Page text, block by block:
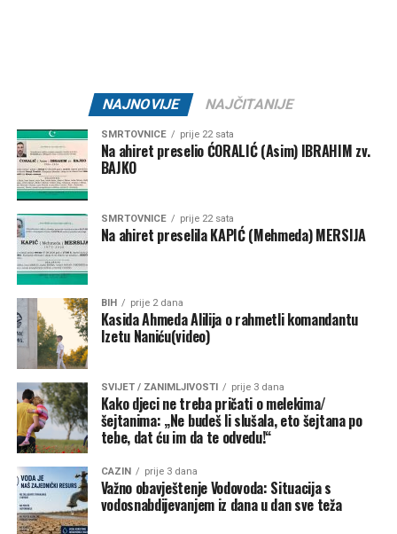
NAJNOVIJE NAJČITANIJE
SMRTOVNICE prije 22 sata
Na ahiret preselio ĆORALIĆ (Asim) IBRAHIM zv.
BAJKO
SMRTOVNICE prije 22 sata
Na ahiret preselila KAPIĆ (Mehmeda) MERSIJA
BIH prije 2 dana
Kasida Ahmeda Alilija o rahmetli komandantu
Izetu Naniću(video)
SVIJET / ZANIMLJIVOSTI prije 3 dana
Kako djeci ne treba pričati o melekima/
šejtanima: „Ne budeš li slušala, eto šejtana po
tebe, dat ću im da te odvedu!“
CAZIN prije 3 dana
Važno obavještenje Vodovoda: Situacija s
vodosnabdijevanjem iz dana u dan sve teža